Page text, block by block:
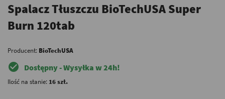
Spalacz Tłuszczu BioTechUSA Super
Burn 120tab
Producent: BioTechUSA
check_circle Dostępny - Wysyłka w 24h!
Ilość na stanie: 16 szt.